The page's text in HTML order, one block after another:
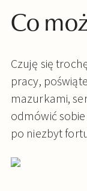
Co
Czuję się
pracy,
mazurkami,
odmówić
po niezbyt